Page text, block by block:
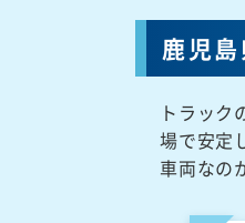
鹿児
トラッ
場で安定
車両なの